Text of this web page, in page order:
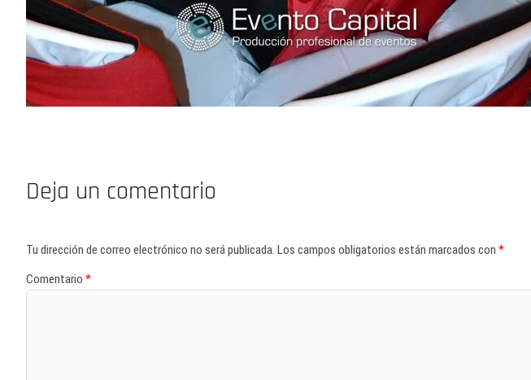
Deja un comentario
Tu dirección de correo electrónico no será publicada. Los campos obligatorios están marcados con *
Comentario *